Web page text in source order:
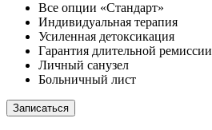
Все опции «Стандарт»
Индивидуальная терапия
Усиленная детоксикация
Гарантия длительной ремиссии
Личный санузел
Больничный лист
Записаться